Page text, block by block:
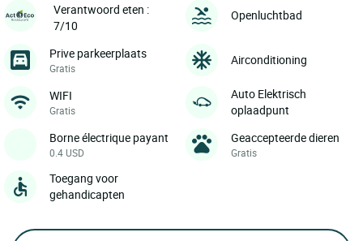
Verantwoord eten :
7/10
Openluchtbad
Prive parkeerplaats
Gratis
Airconditioning
WIFI
Gratis
Auto Elektrisch
oplaadpunt
Borne électrique payant
0.4 USD
Geaccepteerde dieren
Gratis
Toegang voor
gehandicapten